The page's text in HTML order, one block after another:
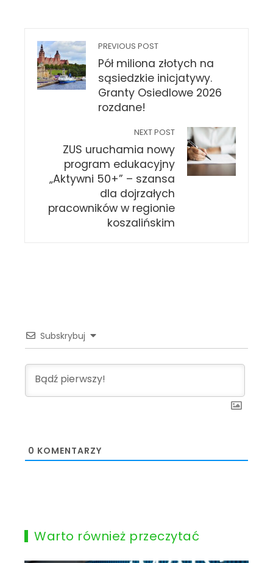
PREVIOUS POST
Pół miliona złotych na
sąsiedzkie inicjatywy.
Granty Osiedlowe 2026
rozdane!
NEXT POST
ZUS uruchamia nowy
program edukacyjny
„Aktywni 50+” – szansa
dla dojrzałych
pracowników w regionie
koszalińskim
Subskrybuj
0 KOMENTARZY
Warto również przeczytać